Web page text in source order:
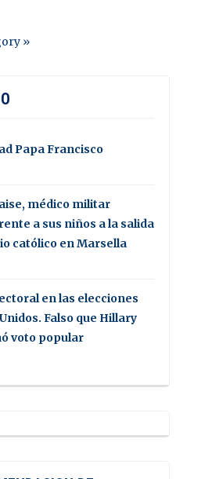
»
Papa Francisco
médico militar
a sus niños a la salida
católico en Marsella
en las elecciones
Falso que Hillary
voto popular